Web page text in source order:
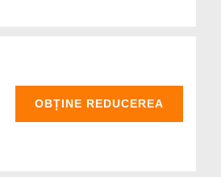
OBȚINE REDUCEREA